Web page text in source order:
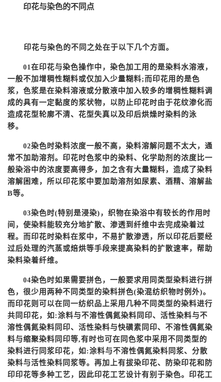
印花与染色的不同点
印花与染色的不同之处在于以下几个方面。
01在印花与染色操作中，染色加工用的是染料水溶液，
一般不加增稠性糊料或仅加入少量糊料;而印花用的是色
浆，色浆是在染料溶液或分散液中加入较多的增稠性糊料调
成的具有一定黏度的浆状物，以防止印花时由于花纹渗化而
造成花型轮廓不清、花型失真以及印后烘燥时染料的泳
移。
02染色时染料浓度一般不高，染料溶解问题不太大，通
常不加助溶剂。印花时色浆中的染料、化学助剂的浓度比一
般染浴中的浓度要高得多，加之含有大量糊料，造成了染料
溶解困难，所以印花浆中要加助溶剂如尿素、酒精、溶解盐
B等。
03染色时(特别是浸染)，织物在染浴中有较长的作用时
间，使染料能较充分地扩散、渗透到纤维中去完成染着过
程。而印花时染料在浆中，不易扩散渗透，所以印花后要经
过后处理的汽蒸或焙烘等手段来提高染料的扩散速率，帮助
染料染着纤维。
04染色时如果需要拼色，一般要求用同类型染料进行拼
色，很少用两种不同类型的染料拼色(染混纺织物时例外)。
而印花则可以在同一纺织品上采用几种不同类型的染料进行
共同印花，如:涂料与不溶性偶氮染料同印、活性染料与不
溶性偶氮染料同印、活性染料与快磺素同印、不溶性偶氮染
料与缩聚染料同印等,有时也可在同色浆中采用不同类型的
染料进行同浆印花，如:涂料与不溶性偶氮染料同浆、分散
染料与活性染料同浆等。再加上有拔染印花、防染印花和防
印印花等多种工艺，因此印花工艺设计有别于染色。印花工